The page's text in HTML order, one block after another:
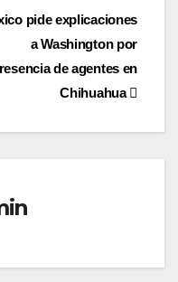
pide explicaciones
a Washington por
de agentes en
Chihuahua